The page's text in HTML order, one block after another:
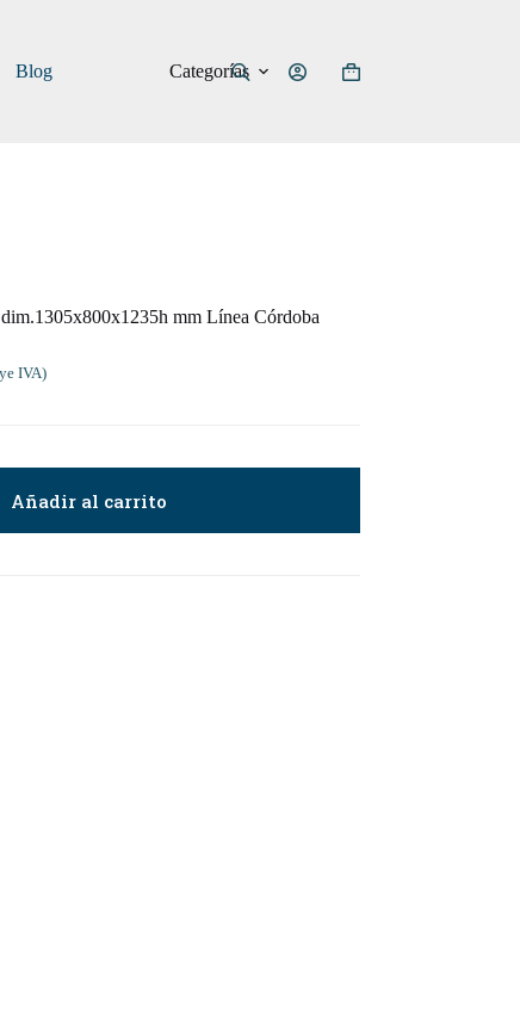
Blog Categorías
Carro
mm Línea Córdoba
IVA)
Añadir al carrito